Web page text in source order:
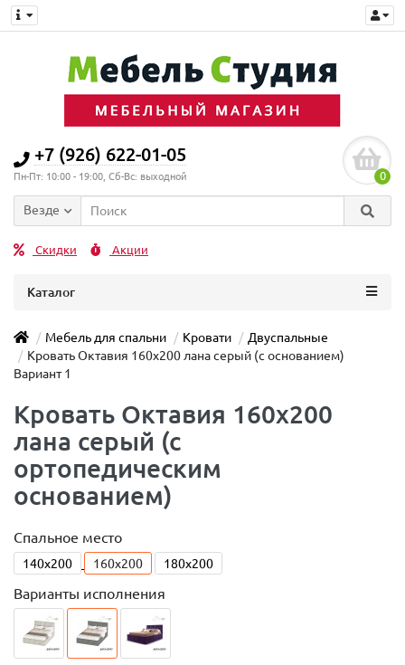
+7 (926) 622-01-05
Пн-Пт: 10:00 - 19:00, Сб-Вс: выходной 0
Везде
Скидки Акции
Каталог
Мебель для спальни Кровати
Двуспальные
Кровать Октавия 160х200 лана серый (с основанием)
Вариант 1
Кровать Октавия 160х200
лана серый (с
ортопедическим
основанием)
Спальное место
140x200 160x200 180x200
Варианты исполнения